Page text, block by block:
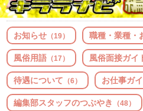
お知らせ （19） 職種・業種・
風俗用語 （17） 風俗面接ガイ
待遇について （6） お仕事ガ
編集部スタッフのつぶやき （48）